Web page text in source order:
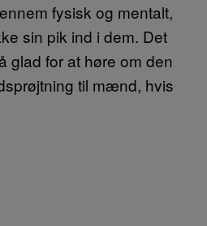
fysisk og mentalt,
sin pik ind i dem. Det
glad for at høre om den
til mænd, hvis